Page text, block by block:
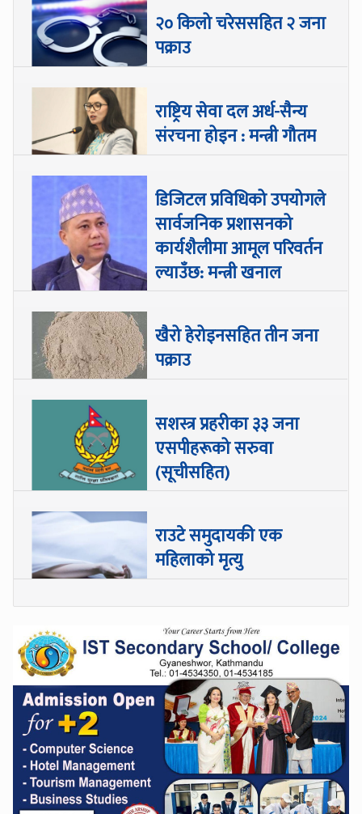
२० किलो चरेससहित २ जना
पक्राउ
राष्ट्रिय सेवा दल अर्ध-सैन्य
संरचना होइन : मन्त्री गौतम
डिजिटल प्रविधिको उपयोगले
सार्वजनिक प्रशासनको
कार्यशैलीमा आमूल परिवर्तन
ल्याउँछ: मन्त्री खनाल
खैरो हेरोइनसहित तीन जना
पक्राउ
सशस्त्र प्रहरीका ३३ जना
एसपीहरूको सरुवा
(सूचीसहित)
राउटे समुदायकी एक
महिलाको मृत्यु